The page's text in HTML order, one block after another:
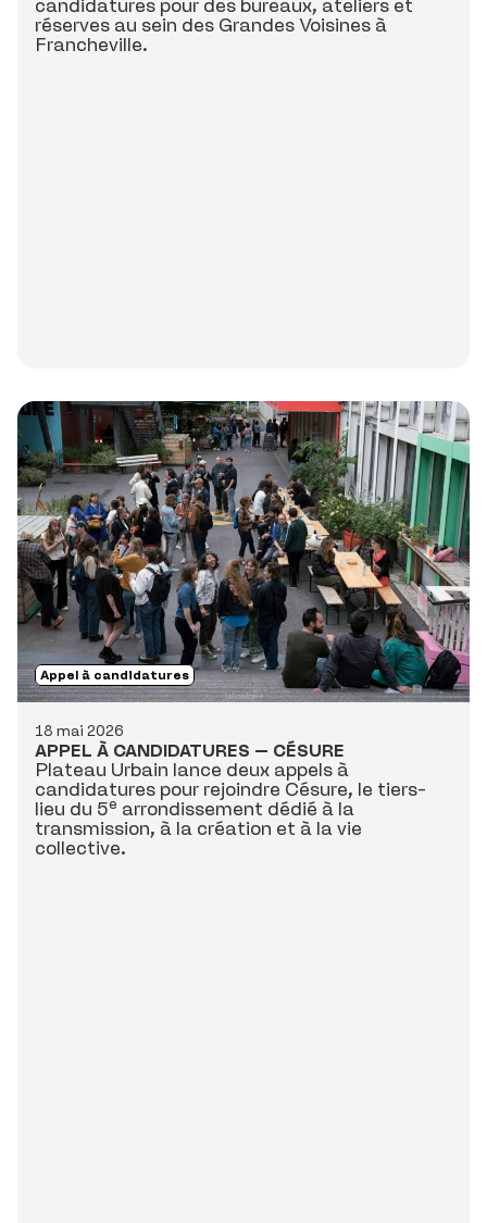
candidatures pour des bureaux, ateliers et
réserves au sein des Grandes Voisines à
Francheville.
18 mai 2026
Appel à candidatures
APPEL À CANDIDATURES – CÉSURE
Plateau Urbain lance deux appels à
candidatures pour rejoindre Césure, le tiers-
lieu du 5ᵉ arrondissement dédié à la
transmission, à la création et à la vie
collective.